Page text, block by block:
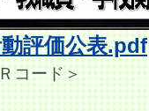
評価公表.pdf
コード＞